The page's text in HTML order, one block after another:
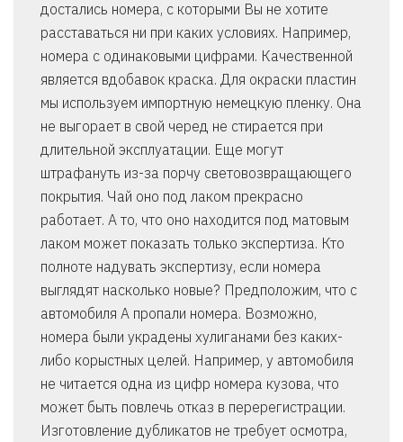
достались номера, с которыми Вы не хотите
расставаться ни при каких условиях. Например,
номера с одинаковыми цифрами. Качественной
является вдобавок краска. Для окраски пластин
мы используем импортную немецкую пленку. Она
не выгорает в свой черед не стирается при
длительной эксплуатации. Еще могут
штрафануть из-за порчу световозвращающего
покрытия. Чай оно под лаком прекрасно
работает. А то, что оно находится под матовым
лаком может показать только экспертиза. Кто
полноте надувать экспертизу, если номера
выглядят насколько новые? Предположим, что с
автомобиля А пропали номера. Возможно,
номера были украдены хулиганами без каких-
либо корыстных целей. Например, у автомобиля
не читается одна из цифр номера кузова, что
может быть повлечь отказ в перерегистрации.
Изготовление дубликатов не требует осмотра,